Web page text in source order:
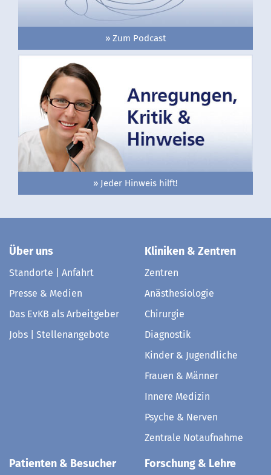
» Zum Podcast
» Jeder Hinweis hilft!
Über uns
Standorte | Anfahrt
Presse & Medien
Das EvKB als Arbeitgeber
Jobs | Stellenangebote
Kliniken & Zentren
Zentren
Anästhesiologie
Chirurgie
Diagnostik
Kinder & Jugendliche
Frauen & Männer
Innere Medizin
Psyche & Nerven
Zentrale Notaufnahme
Patienten & Besucher Forschung & Lehre